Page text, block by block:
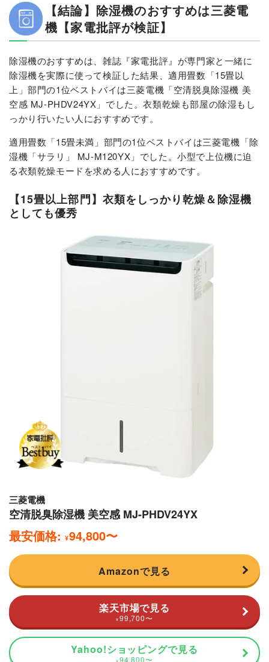
【結論】除湿機のおすすめは三菱電
機【家電批評が検証】
除湿機のおすすめは、雑誌『家電批評』が専門家と一緒に
除湿機を実際に使って検証した結果、適用畳数「15畳以
上」部門の1位ベストバイは三菱電機「空清脱臭除湿機 美
空感 MJ-PHDV24YX」でした。衣類乾燥も部屋の除湿もし
っかり行いたい人におすすめです。
適用畳数「15畳未満」部門の1位ベストバイは三菱電機「除
湿機「サラリ」 MJ-M120YX」でした。小型で上位機に迫
る衣類乾燥モードを求める人におすすめです。
【15畳以上部門】衣類をしっかり乾燥＆除湿機
としても優秀
三菱電機
空清脱臭除湿機 美空感 MJ-PHDV24YX
最安価格: ¥94,800〜
Amazonで見る
楽天市場で見る
¥ 99,700〜
Yahoo!ショッピングで見る
¥ 94,800〜